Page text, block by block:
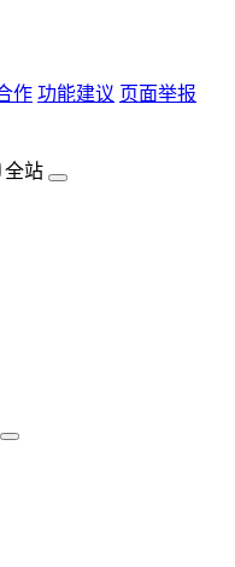
作 功能建议 页面举报
全站